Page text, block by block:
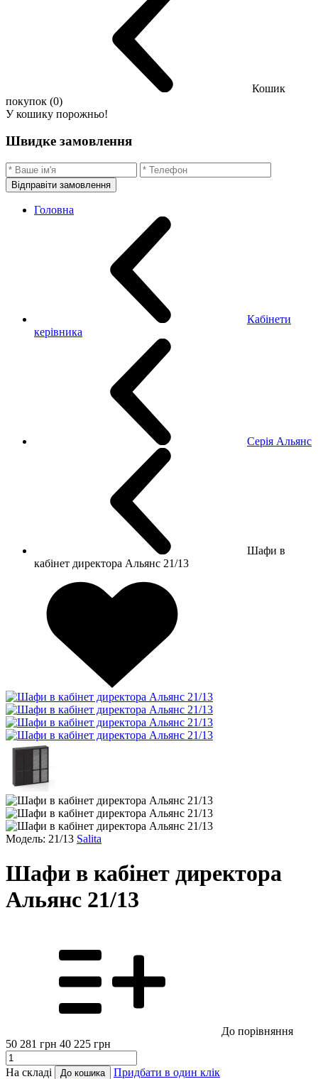
Кошик
покупок (0)
У кошику порожньо!
Швидке замовлення
Відправіти замовлення
Головна
Кабінети
керівника
Серія Альянс
Шафи в
кабінет директора Альянс 21/13
Модель: 21/13 Salita
Шафи в кабінет директора
Альянс 21/13
До порівняння
50 281 грн 40 225 грн
На складі До кошика
Придбати в один клік